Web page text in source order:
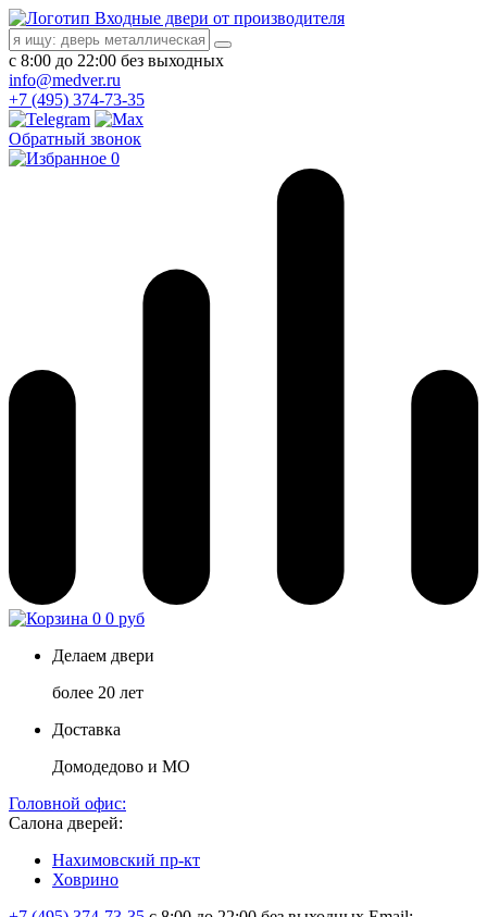
Входные двери от производителя
с 8:00 до 22:00 без выходных
info@medver.ru
+7 (495) 374-73-35
Обратный звонок
0
0 0 руб
Делаем двери
более 20 лет
Доставка
Домодедово и МО
Головной офис:
Салона дверей:
Нахимовский пр-кт
Ховрино